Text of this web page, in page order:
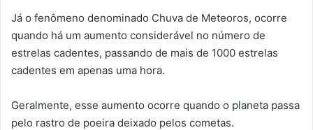
Já o fenômeno denominado Chuva de Meteoros, ocorre
quando há um aumento considerável no número de
estrelas cadentes, passando de mais de 1000 estrelas
cadentes em apenas uma hora.
Geralmente, esse aumento ocorre quando o planeta passa
pelo rastro de poeira deixado pelos cometas.